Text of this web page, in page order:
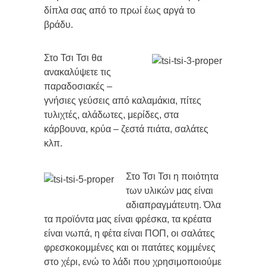
δίπλα σας από το πρωί έως αργά το
βράδυ.
Στο Τσι Τσι θα
ανακαλύψετε τις
παραδοσιακές –
γνήσιες γεύσεις από καλαμάκια, πίτες
τυλιχτές, αλάδωτες, μερίδες, στα
κάρβουνα, κρύα – ζεστά πιάτα, σαλάτες
κλπ.
Στο Τσι Τσι η ποιότητα
των υλικών μας είναι
αδιαπραγμάτευτη. Όλα
τα προϊόντα μας είναι φρέσκα, τα κρέατα
είναι νωπά, η φέτα είναι ΠΟΠ, οι σαλάτες
φρεσκοκομμένες και οι πατάτες κομμένες
στο χέρι, ενώ το λάδι που χρησιμοποιούμε